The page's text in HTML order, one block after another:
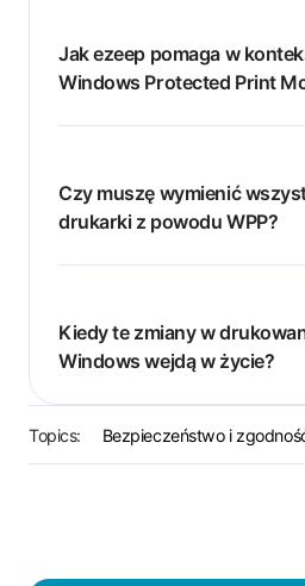
Jak ezeep pomaga w
Windows Protected Print
Czy muszę wymienić
drukarki z powodu WPP?
Kiedy te zmiany w
Windows wejdą w życie?
Topics: Bezpieczeństwo i